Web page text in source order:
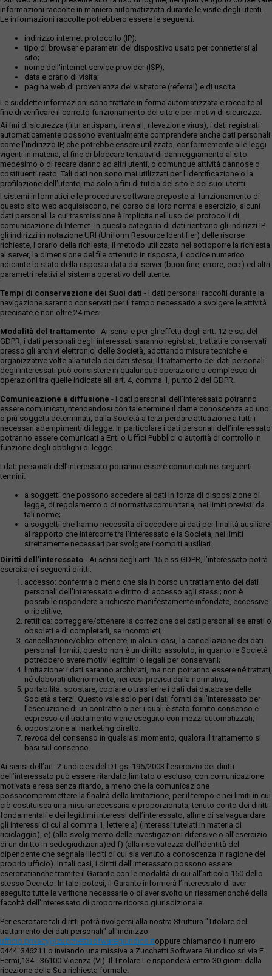
informazioni raccolte in maniera automatizzata durante le visite degli utenti.
Le informazioni raccolte potrebbero essere le seguenti:
indirizzo internet protocollo (IP);
tipo di browser e parametri del dispositivo usato per connettersi al
sito;
nome dell'internet service provider (ISP);
data e orario di visita;
pagina web di provenienza del visitatore (referral) e di uscita.
Le suddette informazioni sono trattate in forma automatizzata e raccolte al
fine di verificare il corretto funzionamento del sito e per motivi di sicurezza.
Ai fini di sicurezza (filtri antispam, firewall, rilevazione virus), i dati registrati
automaticamente possono eventualmente comprendere anche dati personali
come l'indirizzo IP, che potrebbe essere utilizzato, conformemente alle leggi
vigenti in materia, al fine di bloccare tentativi di danneggiamento al sito
medesimo o di recare danno ad altri utenti, o comunque attività dannose o
costituenti reato. Tali dati non sono mai utilizzati per l'identificazione o la
profilazione dell'utente, ma solo a fini di tutela del sito e dei suoi utenti.
I sistemi informatici e le procedure software preposte al funzionamento di
questo sito web acquisiscono, nel corso del loro normale esercizio, alcuni
dati personali la cui trasmissione è implicita nell'uso dei protocolli di
comunicazione di Internet. In questa categoria di dati rientrano gli indirizzi IP,
gli indirizzi in notazione URI (Uniform Resource Identifier) delle risorse
richieste, l'orario della richiesta, il metodo utilizzato nel sottoporre la richiesta
al server, la dimensione del file ottenuto in risposta, il codice numerico
ndicante lo stato della risposta data dal server (buon fine, errore, ecc.) ed altri
parametri relativi al sistema operativo dell'utente.
Tempi di conservazione dei Suoi dati - I dati personali raccolti durante la
navigazione saranno conservati per il tempo necessario a svolgere le attività
precisate e non oltre 24 mesi.
Modalità del trattamento - Ai sensi e per gli effetti degli artt. 12 e ss. del
GDPR, i dati personali degli interessati saranno registrati, trattati e conservati
presso gli archivi elettronici delle Società, adottando misure tecniche e
organizzative volte alla tutela dei dati stessi. Il trattamento dei dati personali
degli interessati può consistere in qualunque operazione o complesso di
operazioni tra quelle indicate all' art. 4, comma 1, punto 2 del GDPR.
Comunicazione e diffusione - I dati personali dell’interessato potranno
essere comunicati,intendendosi con tale termine il darne conoscenza ad uno
o più soggetti determinati, dalla Società a terzi perdare attuazione a tutti i
necessari adempimenti di legge. In particolare i dati personali dell’interessato
potranno essere comunicati a Enti o Uffici Pubblici o autorità di controllo in
funzione degli obblighi di legge.
I dati personali dell’interessato potranno essere comunicati nei seguenti
termini:
a soggetti che possono accedere ai dati in forza di disposizione di
legge, di regolamento o di normativacomunitaria, nei limiti previsti da
tali norme;
a soggetti che hanno necessità di accedere ai dati per finalità ausiliare
al rapporto che intercorre tra l’interessato e la Società, nei limiti
strettamente necessari per svolgere i compiti ausiliari.
Diritti dell’interessato - Ai sensi degli artt. 15 e ss GDPR, l’interessato potrà
esercitare i seguenti diritti:
accesso: conferma o meno che sia in corso un trattamento dei dati
personali dell’interessato e diritto di accesso agli stessi; non è
possibile rispondere a richieste manifestamente infondate, eccessive
o ripetitive;
rettifica: correggere/ottenere la correzione dei dati personali se errati o
obsoleti e di completarli, se incompleti;
cancellazione/oblio: ottenere, in alcuni casi, la cancellazione dei dati
personali forniti; questo non è un diritto assoluto, in quanto le Società
potrebbero avere motivi legittimi o legali per conservarli;
limitazione: i dati saranno archiviati, ma non potranno essere né trattati,
né elaborati ulteriormente, nei casi previsti dalla normativa;
portabilità: spostare, copiare o trasferire i dati dai database delle
Società a terzi. Questo vale solo per i dati forniti dall’interessato per
l’esecuzione di un contratto o per i quali è stato fornito consenso e
espresso e il trattamento viene eseguito con mezzi automatizzati;
opposizione al marketing diretto;
revoca del consenso in qualsiasi momento, qualora il trattamento si
basi sul consenso.
Ai sensi dell’art. 2-undicies del D.Lgs. 196/2003 l’esercizio dei diritti
dell’interessato può essere ritardato,limitato o escluso, con comunicazione
motivata e resa senza ritardo, a meno che la comunicazione
possacompromettere la finalità della limitazione, per il tempo e nei limiti in cui
ciò costituisca una misuranecessaria e proporzionata, tenuto conto dei diritti
fondamentali e dei legittimi interessi dell’interessato, alfine di salvaguardare
gli interessi di cui al comma 1, lettere a) (interessi tutelati in materia di
riciclaggio), e) (allo svolgimento delle investigazioni difensive o all’esercizio
di un diritto in sedegiudiziaria)ed f) (alla riservatezza dell’identità del
dipendente che segnala illeciti di cui sia venuto a conoscenza in ragione del
proprio ufficio). In tali casi, i diritti dell’interessato possono essere
esercitatianche tramite il Garante con le modalità di cui all’articolo 160 dello
stesso Decreto. In tale ipotesi, il Garante informerà l’interessato di aver
eseguito tutte le verifiche necessarie o di aver svolto un riesamenonché della
facoltà dell’interessato di proporre ricorso giurisdizionale.
Per esercitare tali diritti potrà rivolgersi alla nostra Struttura "Titolare del
trattamento dei dati personali" all'indirizzo
ufficio.privacy@zucchettisofwaregiuridico.itoppure chiamando il numero
0444. 346211 o inviando una missiva a Zucchetti Software Giuridico srl via E.
Fermi,134 - 36100 Vicenza (VI). Il Titolare Le risponderà entro 30 giorni dalla
ricezione della Sua richiesta formale.